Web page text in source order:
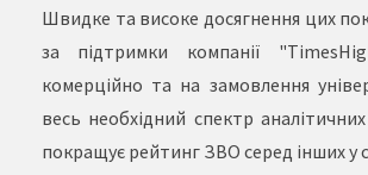
Швидке та високе досягнення цих
за підтримки компанії
комерційно та на замовлення
весь необхідний спектр
покращує рейтинг ЗВО серед інших у